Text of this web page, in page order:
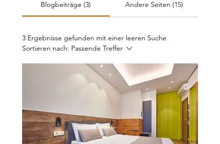
Blogbeiträge (3) Andere Seiten (15)
3 Ergebnisse gefunden mit einer leeren Suche
Sortieren nach: Passende Treffer